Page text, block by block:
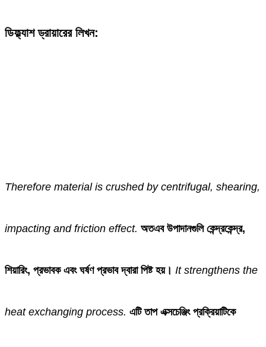
ডিফ্ল্যাশ ড্রায়ারের লিখন:
Therefore material is crushed by centrifugal, shearing,
impacting and friction effect. অতএব উপাদানগুলি কেন্দ্রকেন্দ্র,
শিয়ারিং, প্রভাবক এবং ঘর্ষণ প্রভাব দ্বারা পিষ্ট হয়। It strengthens the
heat exchanging process. এটি তাপ এক্সচেঞ্জিং প্রক্রিয়াটিকে